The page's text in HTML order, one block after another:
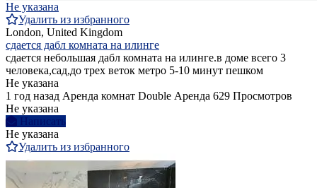
Не указана
Удалить из избранного
London, United Kingdom
сдается дабл комната на илинге
сдается небольшая дабл комната на илинге.в доме всего 3
человека,сад,до трех веток метро 5-10 минут пешком
Не указана
1 год назад Аренда комнат Double Аренда 629 Просмотров
Не указана
Написать
Не указана
Удалить из избранного